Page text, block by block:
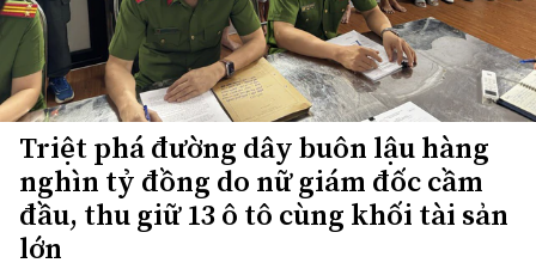
Triệt phá đường dây buôn lậu hàng
nghìn tỷ đồng do nữ giám đốc cầm
đầu, thu giữ 13 ô tô cùng khối tài sản
lớn